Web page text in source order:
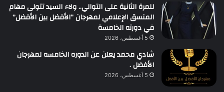
للمرة الثانية على التوالي.. ولاء السيد تتولى مهام
المنسق الإعلامي لمهرجان “الأفضل بين الأفضل”
في دورته الخامسة
5 أغسطس، 2026
شادي محمد يعلن عن الدوره الخامسه لمهرجان
الأفضل .
5 أغسطس، 2026